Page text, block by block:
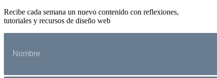
Recibe cada semana un nuevo contenido con reflexiones,
tutoriales y recursos de diseño web